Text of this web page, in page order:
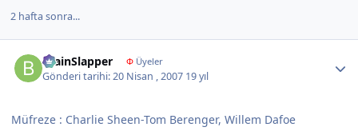
2 hafta sonra...
BrainSlapper ΦÜyeler
Gönderi tarihi:20 Nisan , 2007 19 yıl
Müfreze : Charlie Sheen-Tom Berenger, Willem Dafoe